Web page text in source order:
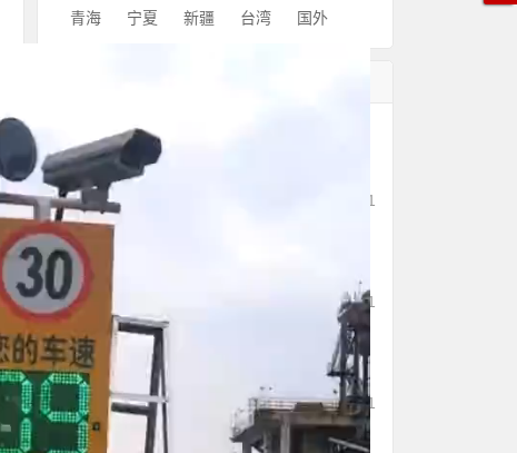
青海 宁夏 新疆 台湾 国外
11/11
11/11
隐蔽在树林里的测速仪合理
11/11
贵州省余庆县某发电厂区安